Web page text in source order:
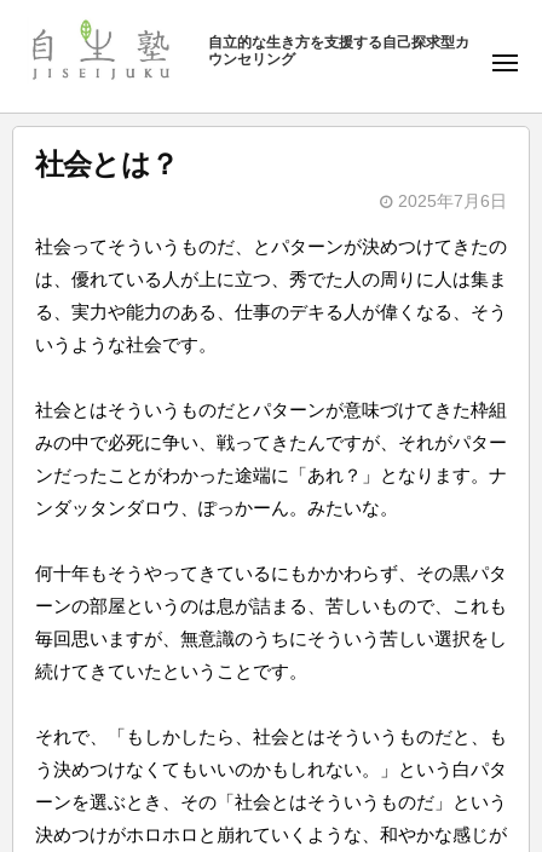
ン
自
塾
自立的な生き方を支援する自己探求型カ
ウンセリング
メ
ュ
ー
社会とは？
2025年7月6日
y
自
生
塾
社会ってそういうものだ、とパターンが決めつけてきたの
は、優れている人が上に立つ、秀でた人の周りに人は集ま
る、実力や能力のある、仕事のデキる人が偉くなる、そう
いうような社会です。
社会とはそういうものだとパターンが意味づけてきた枠組
みの中で必死に争い、戦ってきたんですが、それがパター
ンだったことがわかった途端に「あれ？」となります。ナ
ンダッタンダロウ、ぽっかーん。みたいな。
何十年もそうやってきているにもかかわらず、その黒パタ
ーンの部屋というのは息が詰まる、苦しいもので、これも
毎回思いますが、無意識のうちにそういう苦しい選択をし
続けてきていたということです。
それで、「もしかしたら、社会とはそういうものだと、も
う決めつけなくてもいいのかもしれない。」という白パタ
ーンを選ぶとき、その「社会とはそういうものだ」という
決めつけがホロホロと崩れていくような、和やかな感じが